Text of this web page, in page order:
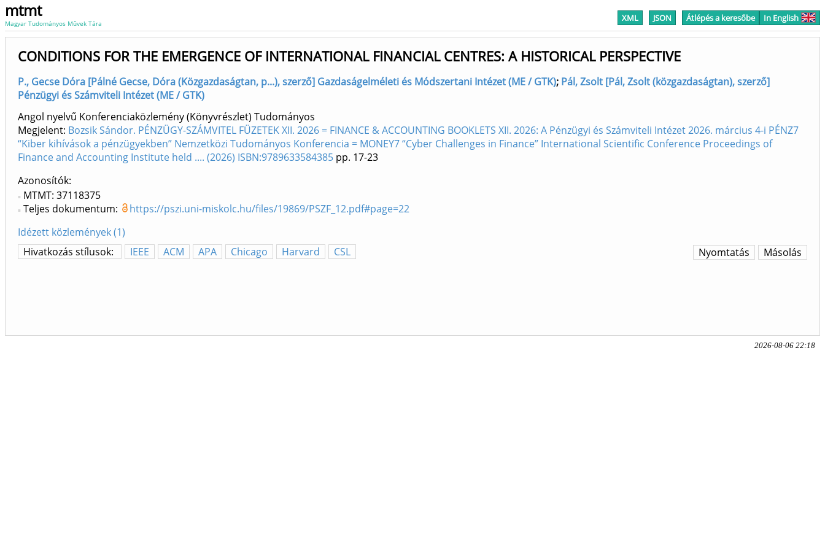
mtmt
Magyar Tudományos Művek Tára XML JSON Átlépés a keresőbe In English
CONDITIONS FOR THE EMERGENCE OF INTERNATIONAL FINANCIAL CENTRES: A HISTORICAL PERSPECTIVE
P., Gecse Dóra [Pálné Gecse, Dóra (Közgazdaságtan, p...), szerző] Gazdaságelméleti és Módszertani Intézet (ME / GTK); Pál, Zsolt [Pál, Zsolt (közgazdaságtan), szerző]
Pénzügyi és Számviteli Intézet (ME / GTK)
Angol nyelvű Konferenciaközlemény (Könyvrészlet) Tudományos
Megjelent: Bozsik Sándor. PÉNZÜGY-SZÁMVITEL FÜZETEK XII. 2026 = FINANCE & ACCOUNTING BOOKLETS XII. 2026: A Pénzügyi és Számviteli Intézet 2026. március 4-i PÉNZ7
“Kiber kihívások a pénzügyekben” Nemzetközi Tudományos Konferencia = MONEY7 “Cyber Challenges in Finance” International Scientific Conference Proceedings of
Finance and Accounting Institute held .... (2026) ISBN:9789633584385 pp. 17-23
Azonosítók
MTMT: 37118375
Teljes dokumentum:
https://pszi.uni-miskolc.hu/files/19869/PSZF_12.pdf#page=22
Idézett közlemények (1)
Hivatkozás stílusok:
IEEE ACM APA Chicago Harvard CSL Másolás
Nyomtatás
2026-08-06 22:18